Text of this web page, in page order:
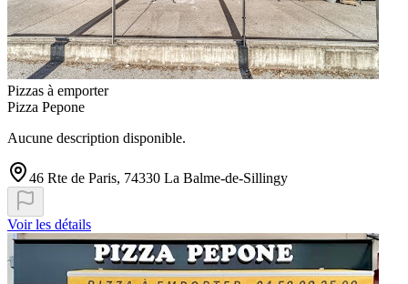
Pizzas à emporter
Pizza Pepone
Aucune description disponible.
46 Rte de Paris, 74330 La Balme-de-Sillingy
Voir les détails